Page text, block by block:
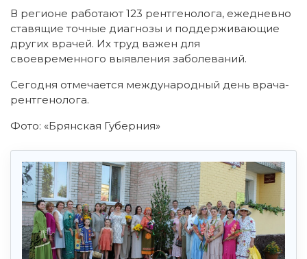
В регионе работают 123 рентгенолога, ежедневно
ставящие точные диагнозы и поддерживающие
других врачей. Их труд важен для
своевременного выявления заболеваний.
Сегодня отмечается международный день врача-
рентгенолога.
Фото: «Брянская Губерния»